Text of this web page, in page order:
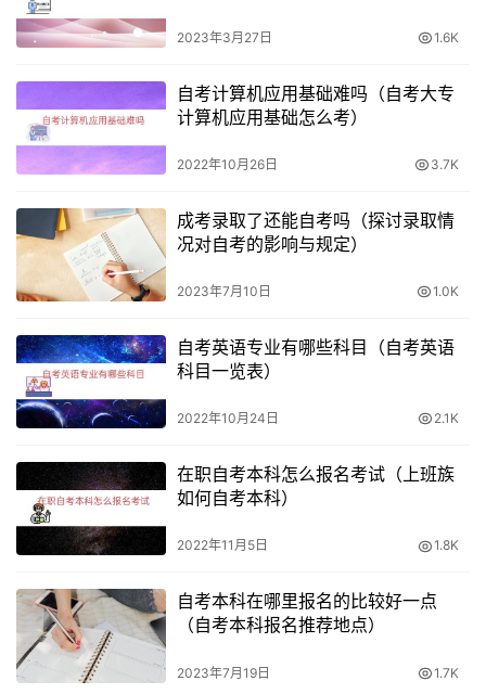
间和节奏来学习和备考，对于那些具备较强自我管理和学习
自考大专的难度相对较高，但含金量也比函授大专高一些，
而且自考大专是国家认可的学历，可以在职场中发挥同等的
作用。因此，对于那些希望学历提升有一定含金量的学生来
说，自考大专是一个不错的选择。
三、选择哪种方式？
要的。
学习能力和自我管理能力
要学生具备更强的学习能力和自我管理能力，因为学习和备
考的时间和节奏都是自己安排的。如果学生具备这方面的能
力，那么自考大专是一个比较好的选择。如果学生在这方面
较为固定的学习和考试时间表，也会有老师和辅导员提供指
导和帮助。
学习目的
2023年3月27日 1.6K
自考计算机应用基础难吗（自考大专
计算机应用基础怎么考）
2022年10月26日 3.7K
成考录取了还能自考吗（探讨录取情
况对自考的影响与规定）
2023年7月10日 1.0K
自考英语专业有哪些科目（自考英语
科目一览表）
2022年10月24日 2.1K
在职自考本科怎么报名考试（上班族
如何自考本科）
2022年11月5日 1.8K
自考本科在哪里报名的比较好一点
（自考本科报名推荐地点）
2023年7月19日 1.7K